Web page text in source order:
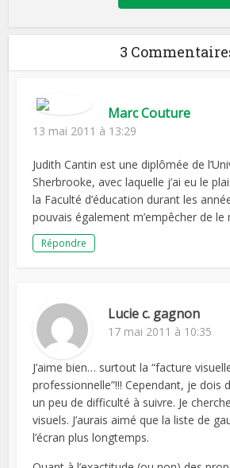
3
Marc Couture
13 mai 2011 à 13:29
Judith Cantin est une diplômée de
Sherbrooke, avec laquelle j’ai eu le
la Faculté d’éducation durant les
pouvais également m’empêcher de le
Répondre
Lucie c. gagnon
17 mai 2011 à 10:35
J’aime bien… surtout la “facture
professionnelle”!!! Cependant, je dois
un peu de difficulté à suivre. Je
visuels. J’aurais aimé que la liste de
l’écran plus longtemps.